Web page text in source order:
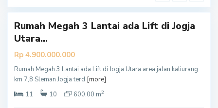
Rumah Megah 3 Lantai ada Lift di Jogja
Utara...
Rp 4.900.000.000
Rumah Megah 3 Lantai ada Lift di Jogja Utara area jalan kaliurang
km 7,8 Sleman Jogja terd [more]
11
10 600.00 m2
S
l
e